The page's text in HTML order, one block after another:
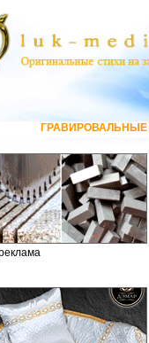
И ФРЕЗЕРНЫЕ СТАНКИ